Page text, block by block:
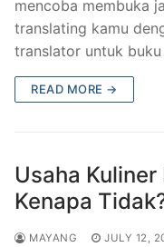
mencoba membuka
translating kamu
translator untuk
READ MORE →
Usaha Kuliner
Kenapa
MAYANG JULY 12,